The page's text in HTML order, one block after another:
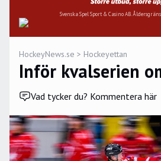
Svenska Spel Sport & Casino AB.
HockeyNews.se > Hockeyettan
Inför kvalserien
Vad tycker du? Kommentera här